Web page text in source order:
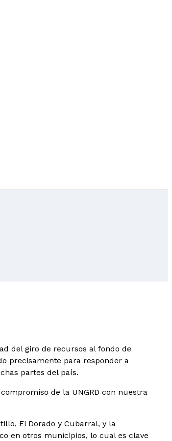
del giro de recursos al fondo de
precisamente para responder a
partes del país.
de la UNGRD con nuestra
El Dorado y Cubarral, y la
en otros municipios, lo cual es clave